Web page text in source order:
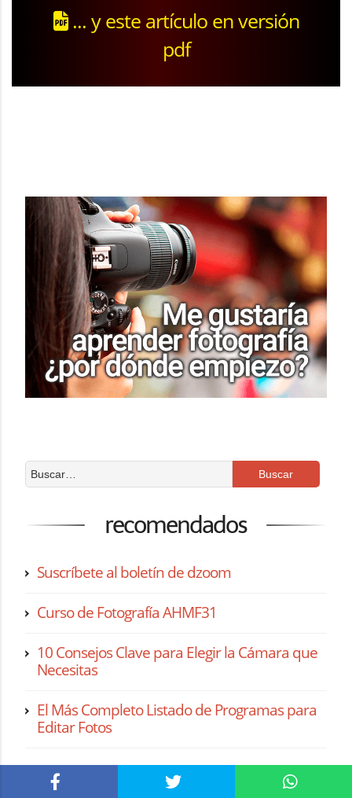
... y este artículo en versión
pdf
recomendados
Suscríbete al boletín de dzoom
Curso de Fotografía AHMF31
10 Consejos Clave para Elegir la Cámara que
Necesitas
El Más Completo Listado de Programas para
Editar Fotos